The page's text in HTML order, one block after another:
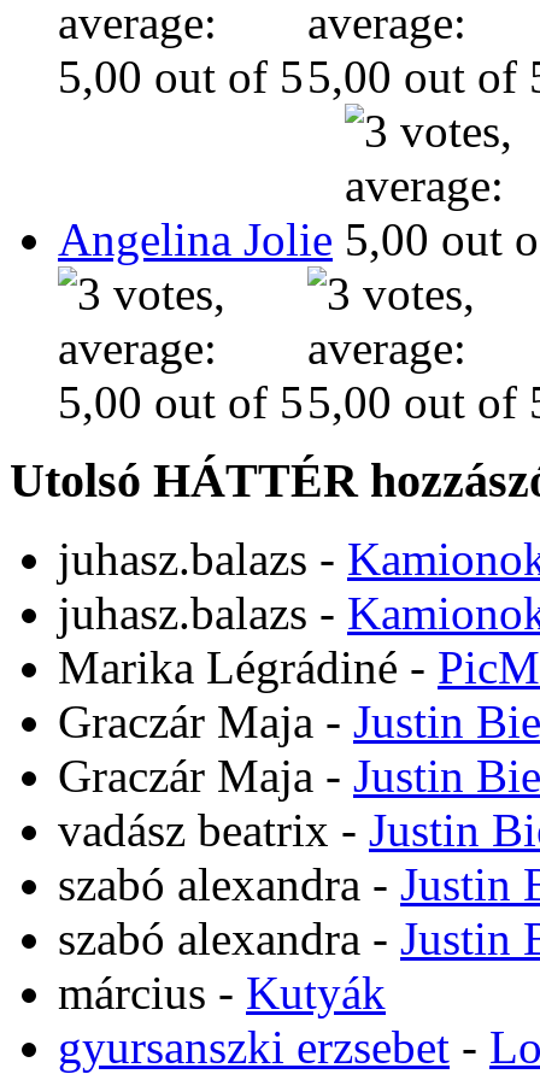
Angelina Jolie
Utolsó HÁTTÉR
juhasz.balazs -
juhasz.balazs -
Marika Légrádiné -
Graczár Maja - Justin
Graczár Maja - Justin
vadász beatrix - Justin
szabó alexandra - Justin
szabó alexandra - Justin
március - Kutyák
gyursanszki erzsebet -